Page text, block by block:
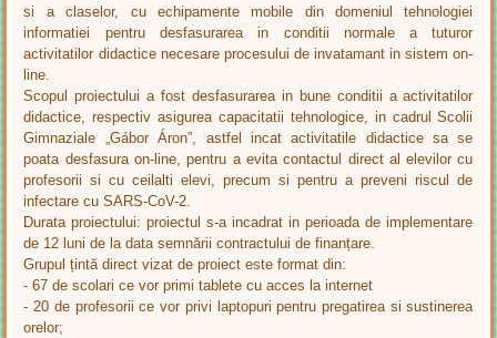
si a claselor, cu echipamente mobile din domeniul tehnologiei
informatiei pentru desfasurarea in conditii normale a tuturor
activitatilor didactice necesare procesului de invatamant in sistem on-
line.
Scopul proiectului a fost desfasurarea in bune conditii a activitatilor
didactice, respectiv asigurea capacitatii tehnologice, in cadrul Scolii
Gimnaziale „Gábor Áron”, astfel incat activitatile didactice sa se
poata desfasura on-line, pentru a evita contactul direct al elevilor cu
profesorii si cu ceilalti elevi, precum si pentru a preveni riscul de
infectare cu SARS-CoV-2.
Durata proiectului: proiectul s-a incadrat in perioada de implementare
de 12 luni de la data semnării contractului de finanțare.
Grupul țintă direct vizat de proiect este format din:
- 67 de scolari ce vor primi tablete cu acces la internet
- 20 de profesorii ce vor privi laptopuri pentru pregatirea si sustinerea
orelor;